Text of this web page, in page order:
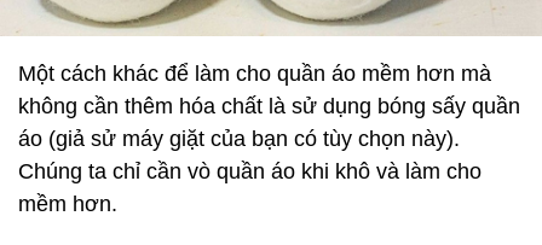
Một cách khác để làm cho quần áo mềm hơn mà
không cần thêm hóa chất là sử dụng bóng sấy quần
áo (giả sử máy giặt của bạn có tùy chọn này).
Chúng ta chỉ cần vò quần áo khi khô và làm cho
mềm hơn.